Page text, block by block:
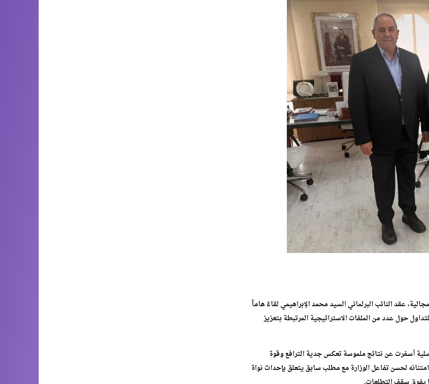
عقد النائب البرلماني السيد محمد الإبراهيمي لقاءً هاماً
حول عدد من الملفات الاستراتيجية المرتبطة بتعزيز
أسفرت عن نتائج ملموسة تعكس جدية الترافع وقوة
لحسن تفاعل الوزارة مع مطلب سابق يتعلق بإحداث نواة